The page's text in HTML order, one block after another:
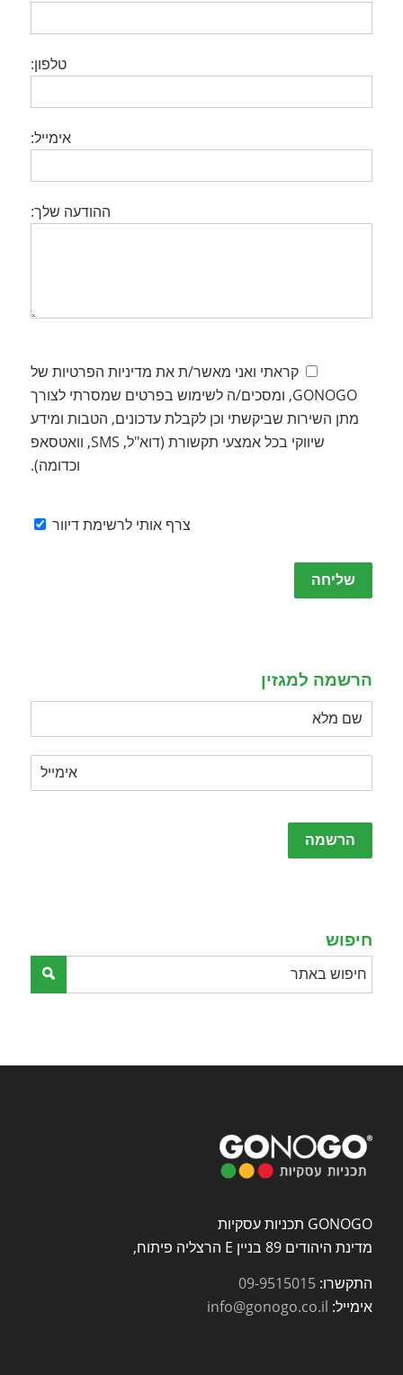
טלפון:
אימייל:
ההודעה שלך:
קראתי ואני מאשר/ת את מדיניות הפרטיות של
GONOGO, ומסכים/ה לשימוש בפרטים שמסרתי לצורך
מתן השירות שביקשתי וכן לקבלת עדכונים, הטבות ומידע
שיווקי בכל אמצעי תקשורת (דוא"ל, SMS, וואטסאפ
וכדומה).
צרף אותי לרשימת דיוור
Please
leave
הרשמה למגזין
Please
leave
חיפוש
GONOGO תכניות עסקיות
מדינת היהודים 89 בניין E הרצליה פיתוח,
התקשרו: 09-9515015
אימייל: info@gonogo.co.il